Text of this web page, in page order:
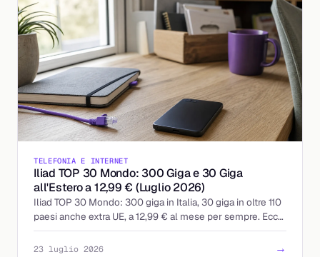
TELEFONIA E INTERNET
Iliad TOP 30 Mondo: 300 Giga e 30 Giga
all'Estero a 12,99 € (Luglio 2026)
Iliad TOP 30 Mondo: 300 giga in Italia, 30 giga in oltre 110
paesi anche extra UE, a 12,99 € al mese per sempre. Ecco
cosa include e a chi conviene.
23 luglio 2026 →